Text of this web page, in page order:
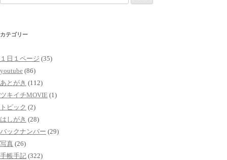
索:
カテゴリー
１日１ページ (35)
youtube (86)
あとがき (112)
ツキイチMOVIE (1)
トピック (2)
はしがき (28)
バックナンバー (29)
写真 (26)
手帳手記 (322)